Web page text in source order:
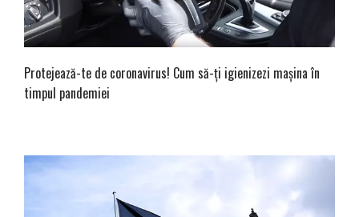
Protejează-te de coronavirus! Cum să-ți igienizezi mașina în
timpul pandemiei